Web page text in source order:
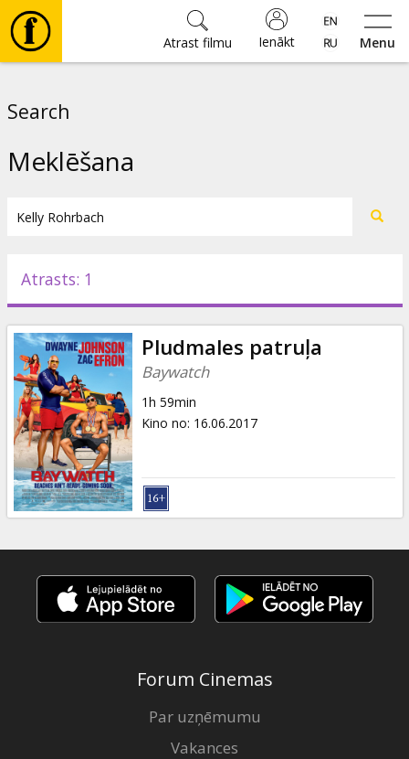
Menu
Ienākt
Atrast filmu
Pasākumi
Ziņas
Dāvanu
kartes
Uzkodas
B2B
Kino
Klubs
Search
Meklēšana
Atrasts: 1
Pludmales patruļa
Baywatch
1h 59min
Kino no: 16.06.2017
Forum Cinemas
Par uzņēmumu
Vakances